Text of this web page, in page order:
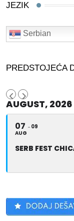
JEZIK
Serbian
PREDSTOJEĆA
AUGUST, 2026
07
AUG
09
SERB FEST